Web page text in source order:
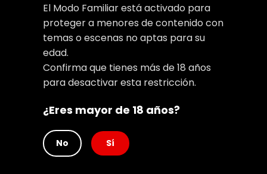
El Modo Familiar está activado para
proteger a menores de contenido con
temas o escenas no aptas para su
edad.
Confirma que tienes más de 18 años
para desactivar esta restricción.
¿Eres mayor de 18 años?
No Sí
Type
Manhwa